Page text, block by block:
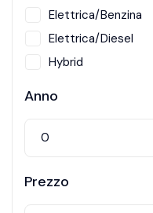
Elettrica/Benzina
Elettrica/Diesel
Hybrid
Anno
Prezzo